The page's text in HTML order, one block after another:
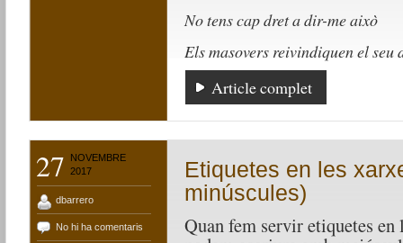
No tens cap dret a dir-me això
Els masovers reivindiquen el
Article complet
27
NOVEMBRE
2017
dbarrero
No hi ha comentaris
Etiquetes en les
minúscules)
Quan fem servir etiquetes en